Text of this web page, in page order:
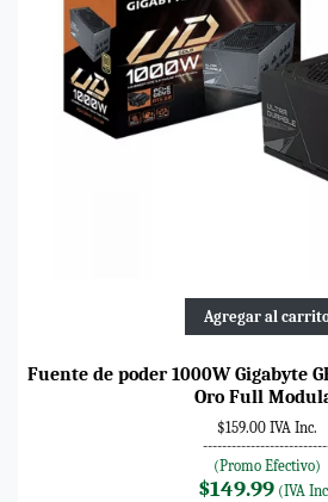
Agregar al
Fuente de poder 1000W Gigabyte
Oro Full
$159.00 IVA Inc.
(Promo Efectivo)
$149.99(IVA